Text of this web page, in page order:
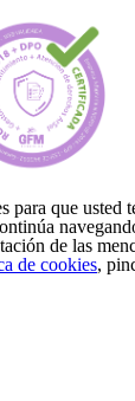
para que usted
de las
de cookies,